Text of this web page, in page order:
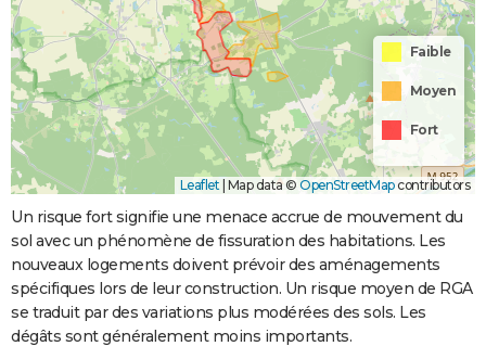
Faible
Moyen
Fort
Leaflet Map data © OpenStreetMapcontributors
Un risque fort signifie une menace accrue de mouvement du
sol avec un phénomène de fissuration des habitations. Les
nouveaux logements doivent prévoir des aménagements
spécifiques lors de leur construction. Un risque moyen de RGA
se traduit par des variations plus modérées des sols. Les
dégâts sont généralement moins importants.